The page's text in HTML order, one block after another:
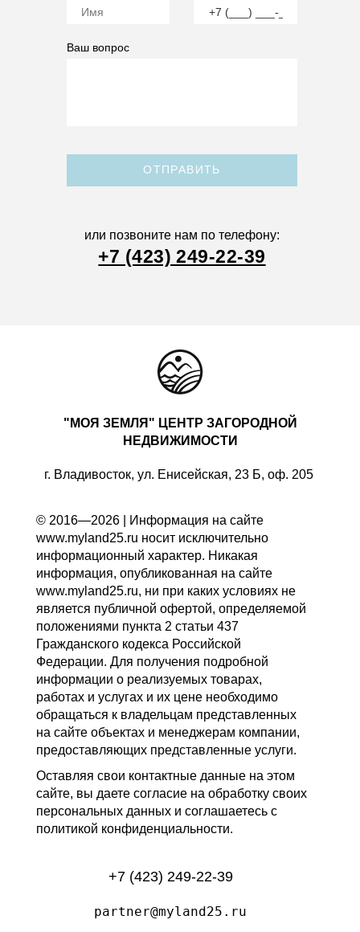
Ваш вопрос
ОТПРАВИТЬ
или позвоните нам по телефону:
+7 (423) 249-22-39
"МОЯ ЗЕМЛЯ" ЦЕНТР ЗАГОРОДНОЙ
НЕДВИЖИМОСТИ
г. Владивосток, ул. Енисейская, 23 Б, оф. 205
© 2016—2026 | Информация на сайте
www.myland25.ru носит исключительно
информационный характер. Никакая
информация, опубликованная на сайте
www.myland25.ru, ни при каких условиях не
является публичной офертой, определяемой
положениями пункта 2 статьи 437
Гражданского кодекса Российской
Федерации. Для получения подробной
информации о реализуемых товарах,
работах и услугах и их цене необходимо
обращаться к владельцам представленных
на сайте объектах и менеджерам компании,
предоставляющих представленные услуги.
Оставляя свои контактные данные на этом
сайте, вы даете согласие на обработку своих
персональных данных и соглашаетесь с
политикой конфиденциальности.
+7 (423) 249-22-39
partner@myland25.ru